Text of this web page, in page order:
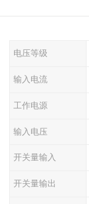
电压等级
输入电流
工作电源
输入电压
开关量输入
开关量输出